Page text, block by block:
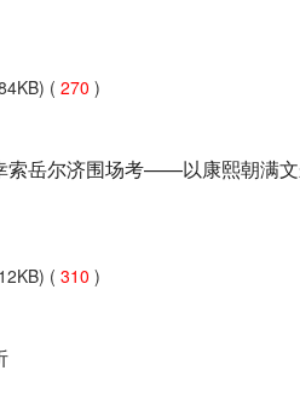
( 270 )
索岳尔济围场考——以康熙朝满
( 310 )